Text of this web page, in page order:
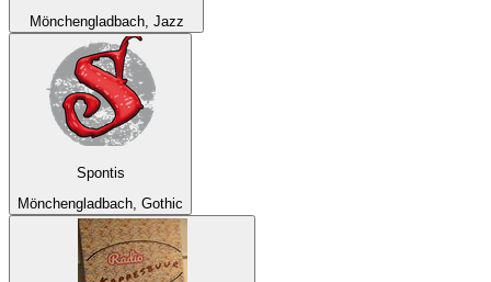
Mönchengladbach, Jazz
Spontis
Mönchengladbach, Gothic